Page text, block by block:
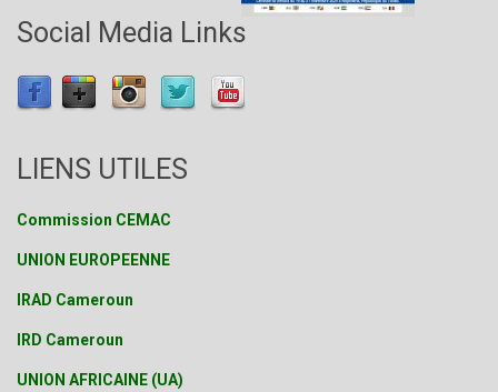
Social Media Links
LIENS UTILES
Commission CEMAC
UNION EUROPEENNE
IRAD Cameroun
IRD Cameroun
UNION AFRICAINE (UA)